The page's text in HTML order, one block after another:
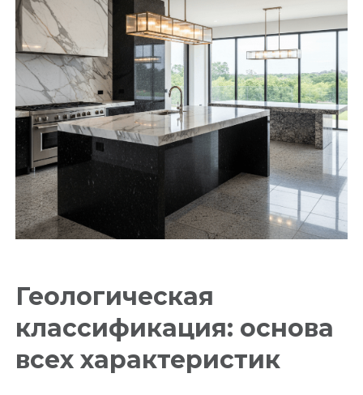
Геологическая
классификация: основа
всех характеристик